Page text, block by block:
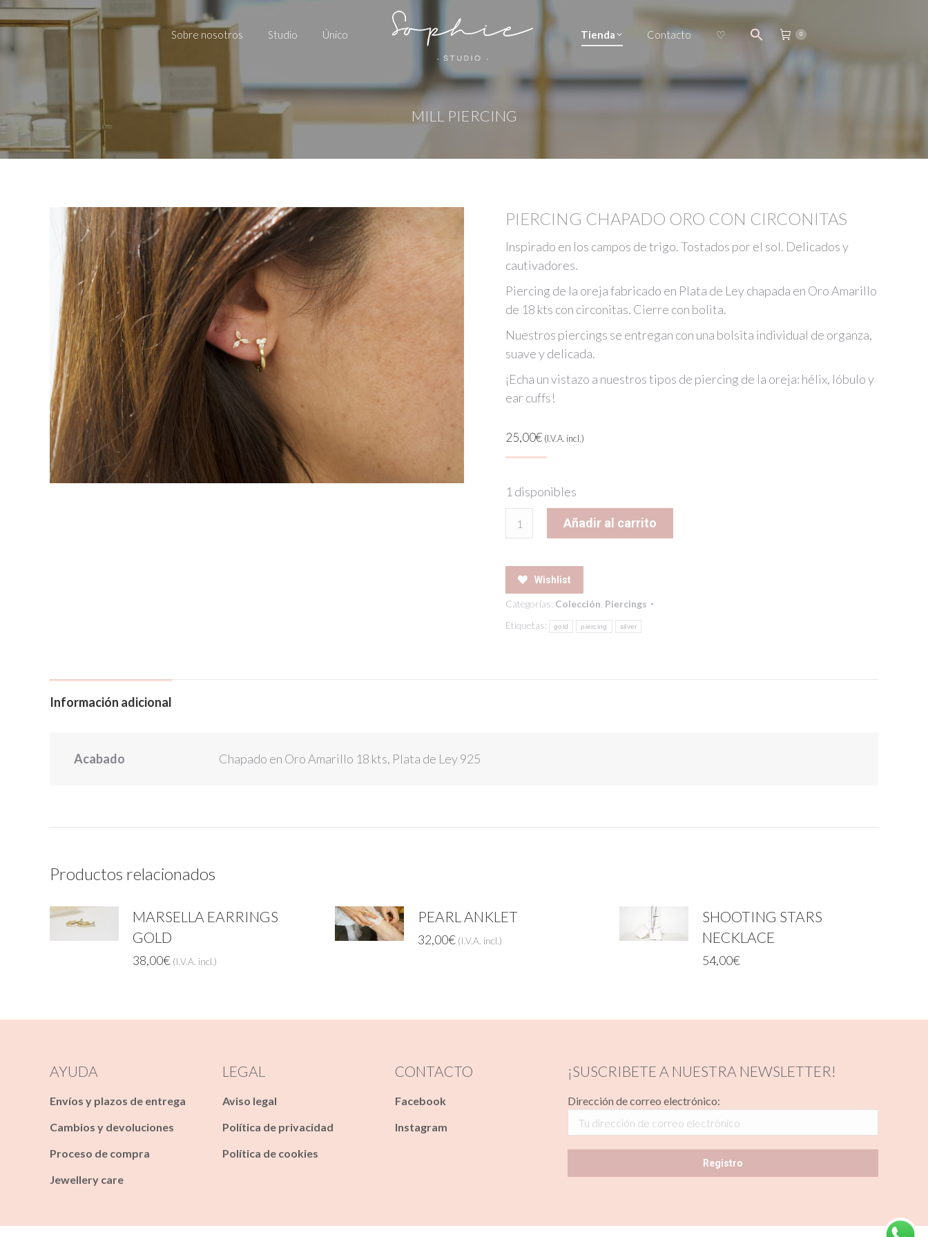
Sobre nosotros Studio Único Tienda Contacto ♡ 0
MILL PIERCING
PIERCING CHAPADO ORO CON CIRCONITAS
Inspirado en los campos de trigo. Tostados por el sol. Delicados y
cautivadores.
Piercing de la oreja fabricado en Plata de Ley chapada en Oro Amarillo
de 18 kts con circonitas. Cierre con bolita.
Nuestros piercings se entregan con una bolsita individual de organza,
suave y delicada.
¡Echa un vistazo a nuestros tipos de piercing de la oreja: hélix, lóbulo y
ear cuffs!
25,00€ (I.V.A. incl.)
1 disponibles
PIERCING
Añadir al carrito
Wishlist
Categorías: Colección Piercings
Etiquetas:
gold piercing silver
Información adicional
Acabado Chapado en Oro Amarillo 18 kts, Plata de Ley 925
Productos relacionados
MARSELLA EARRINGS
GOLD
38,00€ (I.V.A. incl.)
PEARL ANKLET
32,00€ (I.V.A. incl.)
SHOOTING STARS
NECKLACE
54,00€
AYUDA
Envíos y plazos de entrega
Cambios y devoluciones
Proceso de compra
Jewellery care
LEGAL
Aviso legal
Política de privacidad
Política de cookies
CONTACTO
Facebook
Instagram
¡SUSCRIBETE A NUESTRA NEWSLETTER!
Dirección de correo electrónico: